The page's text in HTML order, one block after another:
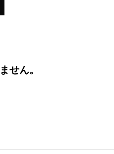
せん。